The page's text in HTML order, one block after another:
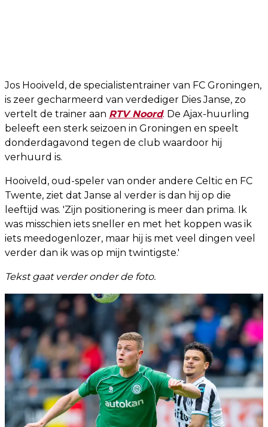
Jos Hooiveld, de specialistentrainer van FC Groningen,
is zeer gecharmeerd van verdediger Dies Janse, zo
vertelt de trainer aan RTV Noord. De Ajax-huurling
beleeft een sterk seizoen in Groningen en speelt
donderdagavond tegen de club waardoor hij
verhuurd is.
Hooiveld, oud-speler van onder andere Celtic en FC
Twente, ziet dat Janse al verder is dan hij op die
leeftijd was. 'Zijn positionering is meer dan prima. Ik
was misschien iets sneller en met het koppen was ik
iets meedogenlozer, maar hij is met veel dingen veel
verder dan ik was op mijn twintigste.'
Tekst gaat verder onder de foto.